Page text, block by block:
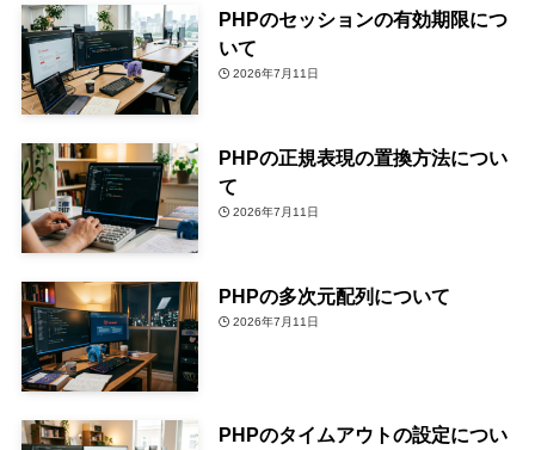
PHPのセッションの有効期限につ
いて
2026年7月11日
PHPの正規表現の置換方法につい
て
2026年7月11日
PHPの多次元配列について
2026年7月11日
PHPのタイムアウトの設定につい